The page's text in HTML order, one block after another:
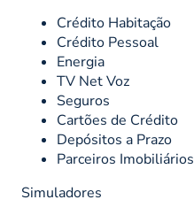
Crédito Habitação
Crédito Pessoal
Energia
TV Net Voz
Seguros
Cartões de Crédito
Depósitos a Prazo
Parceiros Imobiliários
Simuladores